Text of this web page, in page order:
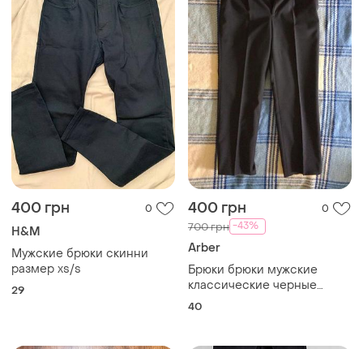
400 грн 0
H&M
Мужские брюки скинни
размер xs/s
29
400 грн 0
700 грн -43%
Arber
Брюки брюки мужские
классические черные
прямые gregory arber m
40